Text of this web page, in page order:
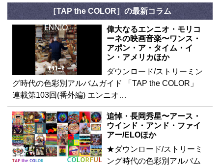
［TAP the COLOR］の最新コラム
偉大なるエンニオ・モリコ
ーネの映画音楽〜ワンス・
アポン・ア・タイム・イ
ン・アメリカほか
ダウンロード/ストリーミン
グ時代の色彩別アルバムガイド 「TAP the COLOR」
連載第103回(番外編) エンニオ…
追悼・長岡秀星〜アース・
ウインド・アンド・ファイ
アー/ELOほか
★ダウンロード/ストリーミ
ング時代の色彩別アルバム